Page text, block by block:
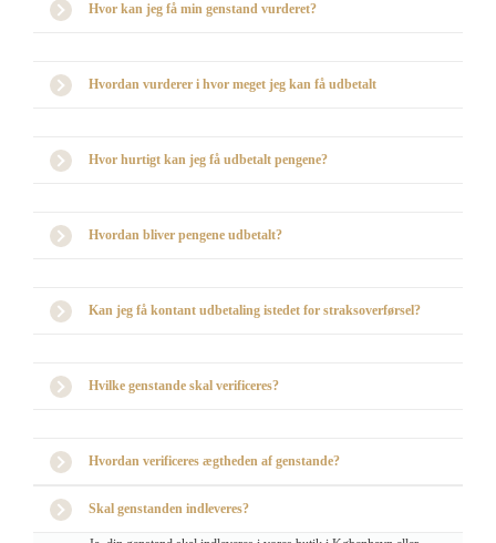
Hvor kan jeg få min genstand vurderet?
Hvordan vurderer i hvor meget jeg kan få udbetalt
Hvor hurtigt kan jeg få udbetalt pengene?
Hvordan bliver pengene udbetalt?
Kan jeg få kontant udbetaling istedet for straksoverførsel?
Hvilke genstande skal verificeres?
Hvordan verificeres ægtheden af genstande?
Skal genstanden indleveres?